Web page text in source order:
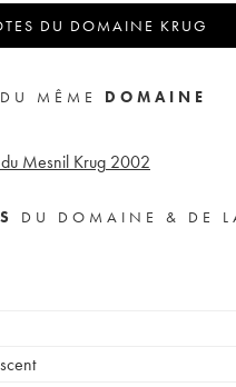
DU DOMAINE KRUG
MÊME DOMAINE
Mesnil Krug 2002
DU DOMAINE & DE